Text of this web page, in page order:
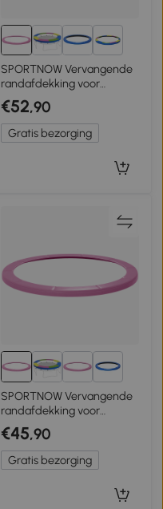
3+
SPORTNOW Vervangende
randafdekking voor
trampolines, waterdicht,
scheurvast, Ø305 cm, Roze
€52,90
Gratis bezorging
SPORTNOW Vervangende
randafdekking voor
trampoline,
waterbestendig,
scheurvast, Ø244 cm, Roze
€45,90
Gratis bezorging